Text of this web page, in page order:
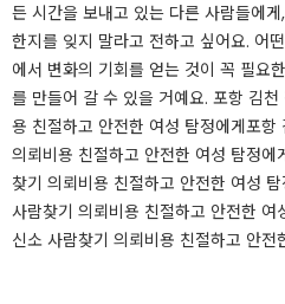
든 시간을 보내고 있는 다른 사람들에
한지를 잊지 말라고 전하고 싶어요. 어
에서 변화의 기회를 얻는 것이 꼭 필요
를 만들어 갈 수 있을 거예요. ​포항 김
용 친절하고 안전한 여성 탐정에게포항
의뢰비용 친절하고 안전한 여성 탐정
찾기 의뢰비용 친절하고 안전한 여성
사람찾기 의뢰비용 친절하고 안전한
신소 사람찾기 의뢰비용 친절하고 안전